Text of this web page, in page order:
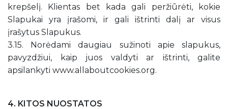
krepšelį. Klientas bet kada gali peržiūrėti, kokie
Slapukai yra įrašomi, ir gali ištrinti dalį ar visus
įrašytus Slapukus.
3.15. Norėdami daugiau sužinoti apie slapukus,
pavyzdžiui, kaip juos valdyti ar ištrinti, galite
apsilankyti www.allaboutcookies.org.
4. KITOS NUOSTATOS